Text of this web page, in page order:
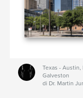
Texas - Austin,
Galveston
di Dr. Martin